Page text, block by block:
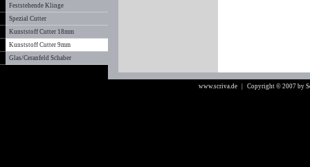
Feststehende Klinge
Spezial Cutter
Kunststoff Cutter 18mm
Kunststoff Cutter 9mm
Glas/Ceranfeld Schaber
www.scriva.de | Copyright © 2007 by